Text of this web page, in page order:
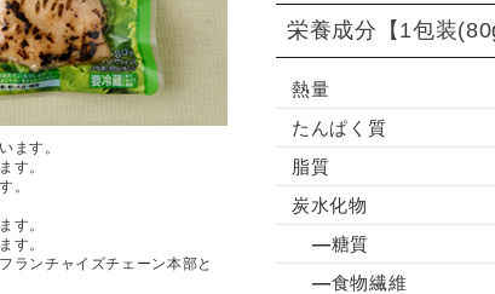
ます。
す。
。
す。
す。
ランチャイズチェーン本部と
栄養成分 【1包装
熱量
たんぱく質
脂質
炭水化物
糖質
食物繊維